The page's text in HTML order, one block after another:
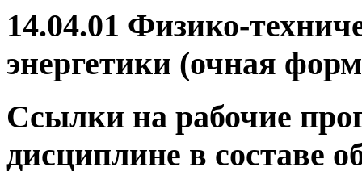
14.04.01 Физико-
энергетики (очная
Ссылки на рабочие
дисциплине в составе